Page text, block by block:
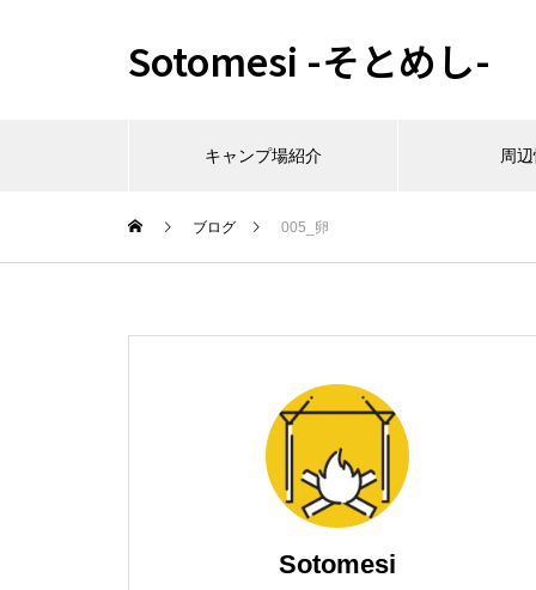
Sotomesi -そとめし-
キャンプ場紹介 周
ブログ 005_卵
Sotomesi